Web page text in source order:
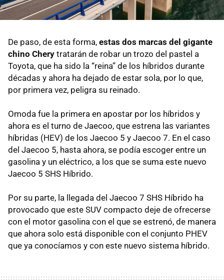
De paso, de esta forma, estas dos marcas del gigante
chino Chery tratarán de robar un trozo del pastel a
Toyota, que ha sido la “reina” de los híbridos durante
décadas y ahora ha dejado de estar sola, por lo que,
por primera vez, peligra su reinado.
Omoda fue la primera en apostar por los híbridos y
ahora es el turno de Jaecoo, que estrena las variantes
híbridas (HEV) de los Jaecoo 5 y Jaecoo 7. En el caso
del Jaecoo 5, hasta ahora, se podía escoger entre un
gasolina y un eléctrico, a los que se suma este nuevo
Jaecoo 5 SHS Híbrido.
Por su parte, la llegada del Jaecoo 7 SHS Híbrido ha
provocado que este SUV compacto deje de ofrecerse
con el motor gasolina con el que se estrenó, de manera
que ahora solo está disponible con el conjunto PHEV
que ya conocíamos y con este nuevo sistema híbrido.